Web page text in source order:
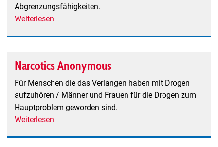
Abgrenzungsfähigkeiten.
Weiterlesen
Narcotics Anonymous
Für Menschen die das Verlangen haben mit Drogen
aufzuhören / Männer und Frauen für die Drogen zum
Hauptproblem geworden sind.
Weiterlesen